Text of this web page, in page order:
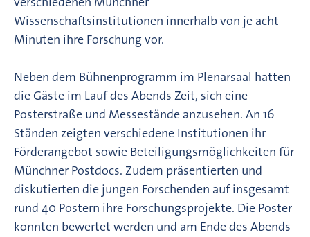
Wissenschaftsinstitutionen innerhalb von je acht
Minuten ihre Forschung vor.
Neben dem Bühnenprogramm im Plenarsaal hatten
die Gäste im Lauf des Abends Zeit, sich eine
Posterstraße und Messestände anzusehen. An 16
Ständen zeigten verschiedene Institutionen ihr
Förderangebot sowie Beteiligungsmöglichkeiten für
Münchner Postdocs. Zudem präsentierten und
diskutierten die jungen Forschenden auf insgesamt
rund 40 Postern ihre Forschungsprojekte. Die Poster
konnten bewertet werden und am Ende des Abends